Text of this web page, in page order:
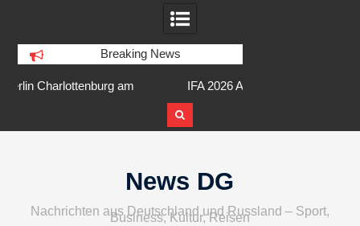
Breaking News
IFA 2026 Audio wird größer,
internationaler und vielfältiger
News DG
Nachrichten aus Deutschland und Russland – Sport,
Business, Kultur, Reisen